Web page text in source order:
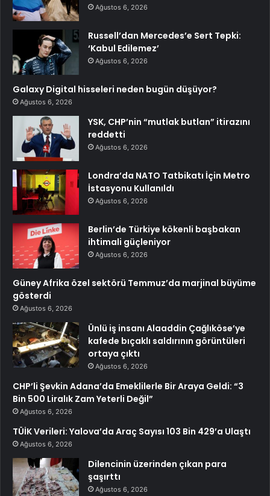
Ağustos 6, 2026
Russell’dan Mercedes’e Sert Tepki:
‘Kabul Edilemez’
Ağustos 6, 2026
Galaxy Digital hisseleri neden bugün düşüyor?
Ağustos 6, 2026
YSK, CHP’nin “mutlak butlan” itirazını
reddetti
Ağustos 6, 2026
Londra’da NATO Tatbikatı İçin Metro
İstasyonu Kullanıldı
Ağustos 6, 2026
Berlin’de Türkiye kökenli başbakan
ihtimali güçleniyor
Ağustos 6, 2026
Güney Afrika özel sektörü Temmuz’da marjinal büyüme
gösterdi
Ağustos 6, 2026
Ünlü iş insanı Alaaddin Çağlıköse’ye
kafede bıçaklı saldırının görüntüleri
ortaya çıktı
Ağustos 6, 2026
CHP’li Şevkin Adana’da Emeklilerle Bir Araya Geldi: “3
Bin 500 Liralık Zam Yeterli Değil”
Ağustos 6, 2026
TÜİK Verileri: Yalova’da Araç Sayısı 103 Bin 429’a Ulaştı
Ağustos 6, 2026
Dilencinin üzerinden çıkan para
şaşırttı
Ağustos 6, 2026